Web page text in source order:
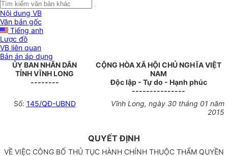
Nội dung VB
Văn bản gốc
Tiếng anh
Lược đồ
VB liên quan
Bản án áp dụng
ỦY BAN NHÂN DÂN
TỈNH VĨNH LONG
--------
CỘNG HÒA XÃ HỘI CHỦ NGHĨA VIỆT
NAM
Độc lập - Tự do - Hạnh phúc
---------------
Số: 145/QĐ-UBND
Vĩnh Long, ngày 30 tháng 01 năm
2015
QUYẾT ĐỊNH
VỀ VIỆC CÔNG BỐ THỦ TỤC HÀNH CHÍNH THUỘC THẨM QUYỀN